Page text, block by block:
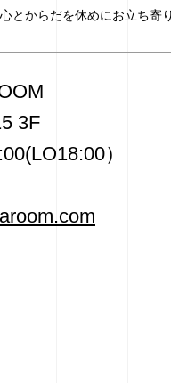
とからだを休めにお立ち寄
3F
）